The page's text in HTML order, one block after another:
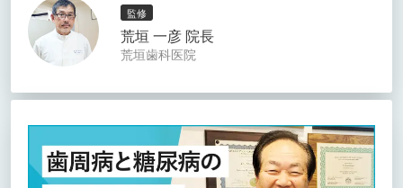
監修
荒垣 一彦 院長
荒垣歯科医院